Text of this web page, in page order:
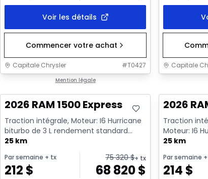
Voir les détails
Commencer votre achat
Capitale Chrysler #T0427
Mention légale
Capitale
2026 RAM 1500 Express
Traction intégrale, Moteur: I6 Hurricane
biturbo de 3 L rendement standard
avec arrêt au ralenti - 6...
25 km
Par semaine + tx
212 $
75 320$+ tx
68 820$
2026
Traction
Moteur: I6
rendement
25 km
Par semaine
214 $